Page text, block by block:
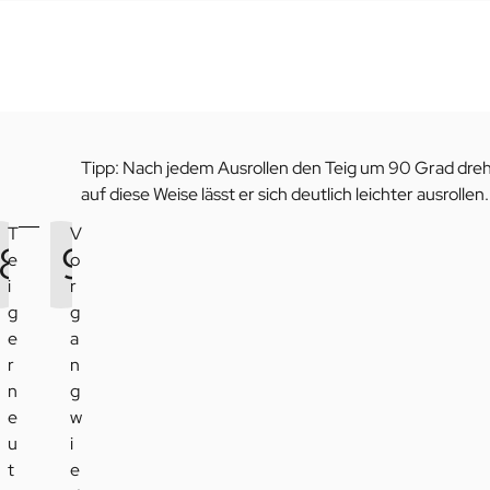
8
T
e
i
g
e
r
n
e
u
t
9
V
o
r
g
a
n
g
w
i
e
Tipp: Nach jedem Ausrollen den Teig um 90 Grad
auf diese Weise lässt er sich deutlich leichter ausrollen.